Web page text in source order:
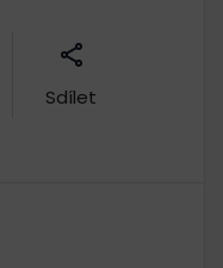
Sdílet